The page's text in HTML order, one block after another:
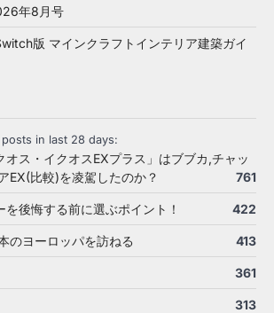
年8月号
版 マインクラフトインテリア建築ガイ
in last 28 days:
オス・イクオスEXプラス」はブブカ,チャッ
EX(比較)を凌駕したのか？
761
後悔する前に選ぶポイント！ 422
のヨーロッパを訪ねる 413
361
313